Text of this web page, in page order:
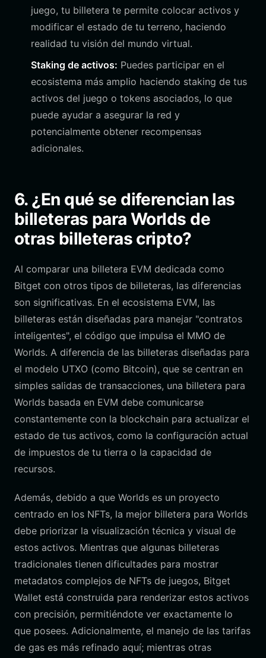
juego, tu billetera te permite colocar activos y
modificar el estado de tu terreno, haciendo
realidad tu visión del mundo virtual.
Staking de activos: Puedes participar en el
ecosistema más amplio haciendo staking de tus
activos del juego o tokens asociados, lo que
puede ayudar a asegurar la red y
potencialmente obtener recompensas
adicionales.
6. ¿En qué se diferencian las
billeteras para Worlds de
otras billeteras cripto?
Al comparar una billetera EVM dedicada como
Bitget con otros tipos de billeteras, las diferencias
son significativas. En el ecosistema EVM, las
billeteras están diseñadas para manejar "contratos
inteligentes", el código que impulsa el MMO de
Worlds. A diferencia de las billeteras diseñadas para
el modelo UTXO (como Bitcoin), que se centran en
simples salidas de transacciones, una billetera para
Worlds basada en EVM debe comunicarse
constantemente con la blockchain para actualizar el
estado de tus activos, como la configuración actual
de impuestos de tu tierra o la capacidad de
recursos.
Además, debido a que Worlds es un proyecto
centrado en los NFTs, la mejor billetera para Worlds
debe priorizar la visualización técnica y visual de
estos activos. Mientras que algunas billeteras
tradicionales tienen dificultades para mostrar
metadatos complejos de NFTs de juegos, Bitget
Wallet está construida para renderizar estos activos
con precisión, permitiéndote ver exactamente lo
que posees. Adicionalmente, el manejo de las tarifas
de gas es más refinado aquí; mientras otras